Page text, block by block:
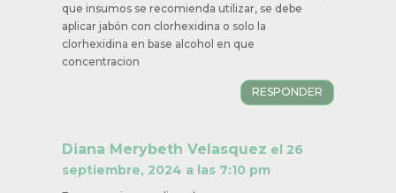
que insumos se recomienda utilizar, se debe
aplicar jabón con clorhexidina o solo la
clorhexidina en base alcohol en que
concentracion
RESPONDER
Diana Merybeth Velasquez el 26
septiembre, 2024 a las 7:10 pm